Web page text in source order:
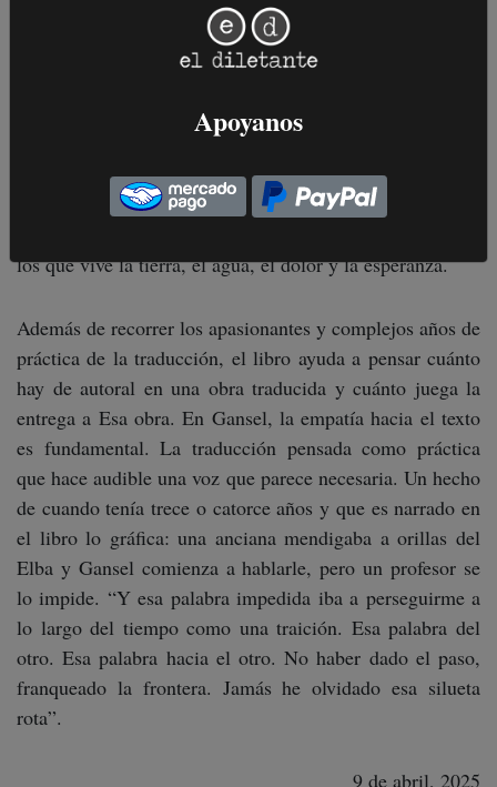
puente que deje escuchar, entre otras cosas, la lucha por
la independencia al interior del francés. Para eso, no sólo
además se sumergió en su cultura. Vivió en Vietnam
durante dos años (1973-1975). Recurrió a músicos,
campesinos, antropólogos, lingüistas. Todo aquello que
podía reducir la distancia hacia esos textos, ser fiel a la
los que vive la tierra, el agua, el dolor y la esperanza.
Además de recorrer los apasionantes y complejos años de
práctica de la traducción, el libro ayuda a pensar cuánto
hay de autoral en una obra traducida y cuánto juega la
entrega a Esa obra. En Gansel, la empatía hacia el texto
es fundamental. La traducción pensada como práctica
que hace audible una voz que parece necesaria. Un hecho
de cuando tenía trece o catorce años y que es narrado en
el libro lo gráfica: una anciana mendigaba a orillas del
Elba y Gansel comienza a hablarle, pero un profesor se
lo impide. “Y esa palabra impedida iba a perseguirme a
lo largo del tiempo como una traición. Esa palabra del
otro. Esa palabra hacia el otro. No haber dado el paso,
franqueado la frontera. Jamás he olvidado esa silueta
rota”.
9 de abril, 2025
Apoyanos